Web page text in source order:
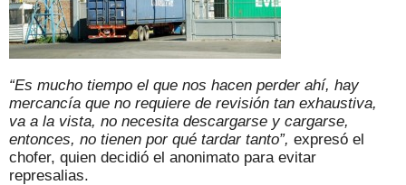
“Es mucho tiempo el que nos hacen perder ahí, hay
mercancía que no requiere de revisión tan exhaustiva,
va a la vista, no necesita descargarse y cargarse,
entonces, no tienen por qué tardar tanto”, expresó el
chofer, quien decidió el anonimato para evitar
represalias.